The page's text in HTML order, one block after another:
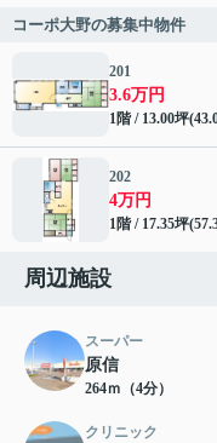
コーポ大野の募集中物件
201
3.6万円
1階 / 13.00坪
202
4万円
1階 / 17.35坪
周辺施設
スーパー
原信
264ｍ（4分）
クリニック